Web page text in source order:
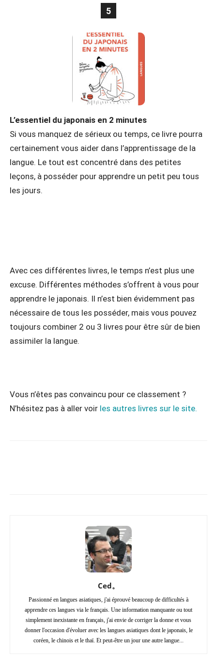
5
L’essentiel du japonais en 2 minutes
Si vous manquez de sérieux ou temps, ce livre pourra
certainement vous aider dans l’apprentissage de la
langue. Le tout est concentré dans des petites
leçons, à posséder pour apprendre un petit peu tous
les jours.
Avec ces différentes livres, le temps n’est plus une
excuse. Différentes méthodes s’offrent à vous pour
apprendre le japonais. Il n’est bien évidemment pas
nécessaire de tous les posséder, mais vous pouvez
toujours combiner 2 ou 3 livres pour être sûr de bien
assimiler la langue.
Vous n’êtes pas convaincu pour ce classement ?
N’hésitez pas à aller voir les autres livres sur le site.
Ced。
Passionné en langues asiatiques, j'ai éprouvé beaucoup de difficultés à
apprendre ces langues via le français. Une information manquante ou tout
simplement inexistante en français, j'ai envie de corriger la donne et vous
donner l'occasion d'évoluer avec les langues asiatiques dont le japonais, le
coréen, le chinois et le thaï. Et peut-être un jour une autre langue...